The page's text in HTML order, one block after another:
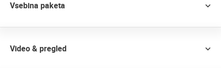
Vsebina paketa
Video & pregled